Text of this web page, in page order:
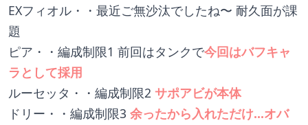
EXフィオル・・最近ご無沙汰でしたね〜 耐久面が課
題
ピア・・編成制限1 前回はタンクで今回はバフキャ
ラとして採用
ルーセッタ・・編成制限2 サポアビが本体
ドリー・・編成制限3 余ったから入れただけ...オバ